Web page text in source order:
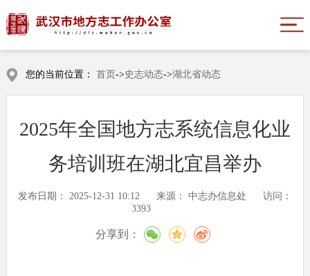
您的当前位置： 首页->史志动态->湖北省动态
2025年全国地方志系统信息化业
务培训班在湖北宜昌举办
发布日期： 2025-12-31 10:12 来源： 中志办信息处
访问：
3393
分享到：